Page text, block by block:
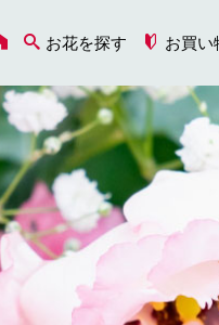
お花を探す お買い